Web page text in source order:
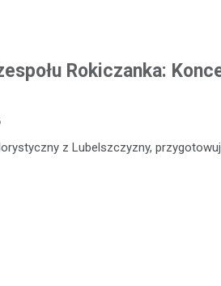
Rokiczanka:
z Lubelszczyzny,